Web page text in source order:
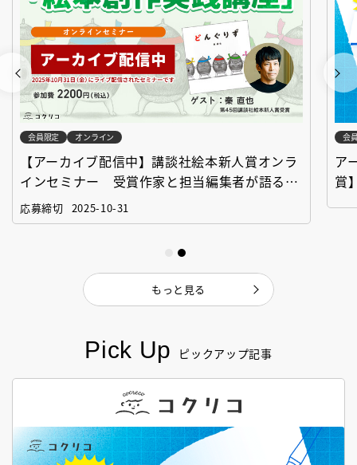
Pick Up ピックアップ記事
会員限定 オンライン
【アーカイブ配信中】講談社絵本新人賞オンラ
インセミナー 受賞作家と担当編集者が語る
「絵本創作実践講座」
応募締切 2025-10-31
会
ア
賞
もっと見る